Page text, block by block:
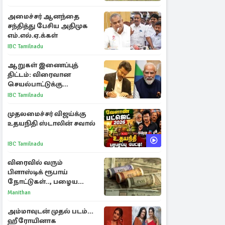
அமைச்சர் ஆனந்தை
சந்தித்து பேசிய அதிமுக
எம்.எல்.ஏ.க்கள்
IBC Tamilnadu
ஆறுகள் இணைப்புத்
திட்டம்: விரைவான
செயல்பாட்டுக்கு
பிரதமருக்கு முதலமைச்சர்
IBC Tamilnadu
முதலமைச்சர் விஜய்க்கு
உதயநிதி ஸ்டாலின் சவால்
IBC Tamilnadu
விரைவில் வரும்
பிளாஸ்டிக் ரூபாய்
நோட்டுகள்.., பழைய
காகித நோட்டுகள்
Manithan
அம்மாவுடன் முதல் படம்...
ஹீரோயினாக